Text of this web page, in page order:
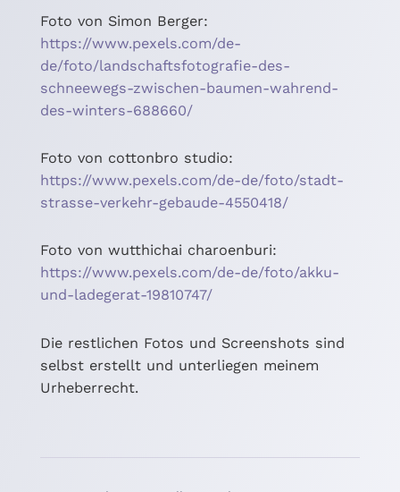
Foto von Simon Berger:
https://www.pexels.com/de-
de/foto/landschaftsfotografie-des-
schneewegs-zwischen-baumen-wahrend-
des-winters-688660/
Foto von cottonbro studio:
https://www.pexels.com/de-de/foto/stadt-
strasse-verkehr-gebaude-4550418/
Foto von wutthichai charoenburi:
https://www.pexels.com/de-de/foto/akku-
und-ladegerat-19810747/
Die restlichen Fotos und Screenshots sind
selbst erstellt und unterliegen meinem
Urheberrecht.